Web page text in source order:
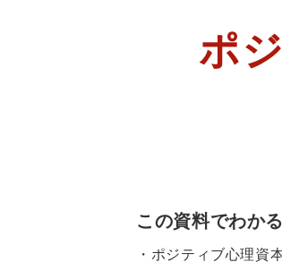
ポ
この資料でわか
・ポジティブ心理